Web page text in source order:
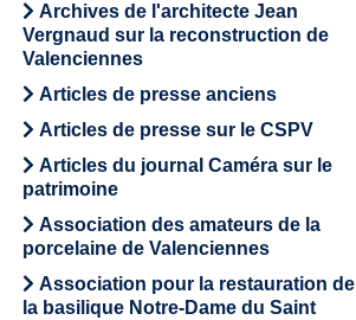
Archives de l'architecte Jean
Vergnaud sur la reconstruction de
Valenciennes
Articles de presse anciens
Articles de presse sur le CSPV
Articles du journal Caméra sur le
patrimoine
Association des amateurs de la
porcelaine de Valenciennes
Association pour la restauration de
la basilique Notre-Dame du Saint